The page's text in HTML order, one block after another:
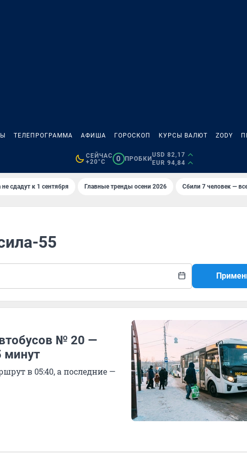
ТЕЛЕПРОГРАММА АФИША ГОРОСКОП КУРСЫ ВАЛЮТ ZODY
СЕЙЧАС
+20°C
0 ПРОБКИ
USD 82,17
EUR 94,84
не сдадут к 1 сентября Главные тренды осени 2026 Сбили 7 человек —
55
№ 20 —
минут
в 05:40, а последние —